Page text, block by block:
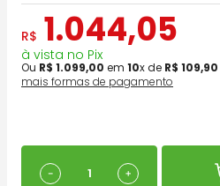
R$ 1.044,05
à vista no Pix
Ou R$ 1.099,00 em 10x de R$ 109,90
mais formas de pagamento
＋
－